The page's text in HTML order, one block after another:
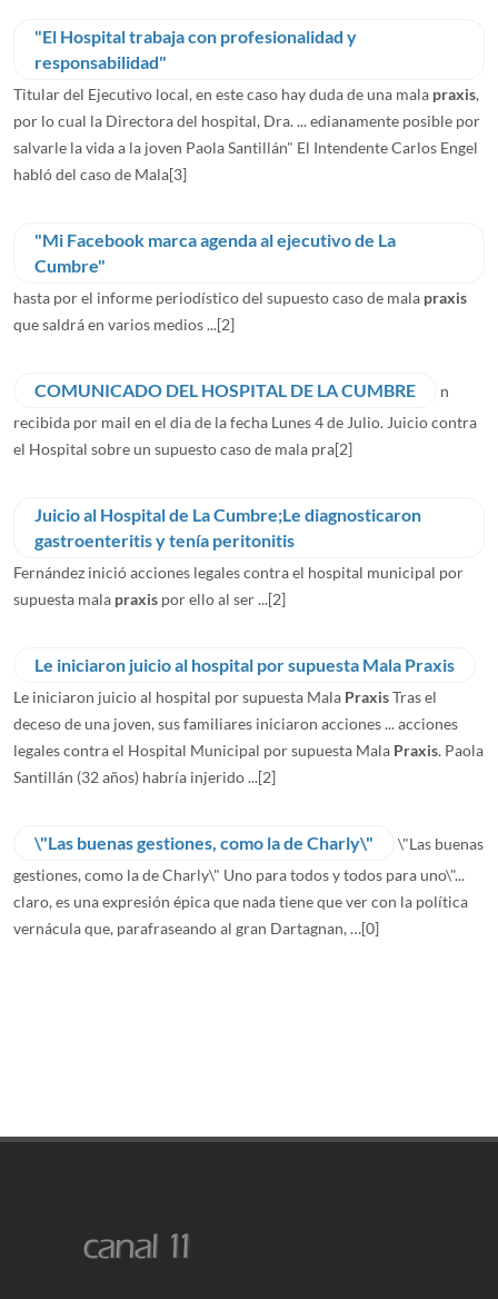
"El Hospital trabaja con profesionalidad y
responsabilidad"
Titular del Ejecutivo local, en este caso hay duda de una mala praxis,
por lo cual la Directora del hospital, Dra. ... edianamente posible por
salvarle la vida a la joven Paola Santillán" El Intendente Carlos Engel
habló del caso de Mala[3]
"Mi Facebook marca agenda al ejecutivo de La
Cumbre"
hasta por el informe periodístico del supuesto caso de mala praxis
que saldrá en varios medios ...[2]
COMUNICADO DEL HOSPITAL DE LA CUMBRE
n
recibida por mail en el dia de la fecha Lunes 4 de Julio. Juicio contra
el Hospital sobre un supuesto caso de mala pra[2]
Juicio al Hospital de La Cumbre;Le diagnosticaron
gastroenteritis y tenía peritonitis
Fernández inició acciones legales contra el hospital municipal por
supuesta mala praxis por ello al ser ...[2]
Le iniciaron juicio al hospital por supuesta Mala Praxis
Le iniciaron juicio al hospital por supuesta Mala PraxisTras el
deceso de una joven, sus familiares iniciaron acciones ... acciones
legales contra el Hospital Municipal por supuesta Mala Praxis. Paola
Santillán (32 años) habría injerido ...[2]
\"Las buenas gestiones, como la de Charly\"
\"Las buenas
gestiones, como la de Charly\" Uno para todos y todos para uno\"...
claro, es una expresión épica que nada tiene que ver con la política
vernácula que, parafraseando al gran Dartagnan, …[0]